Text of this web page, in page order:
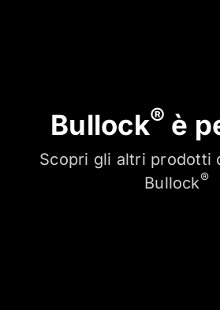
Bullock® è
Scopri gli altri prodotti
Bullock®